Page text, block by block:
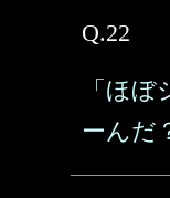
Q.22
「ほ
ーんだ